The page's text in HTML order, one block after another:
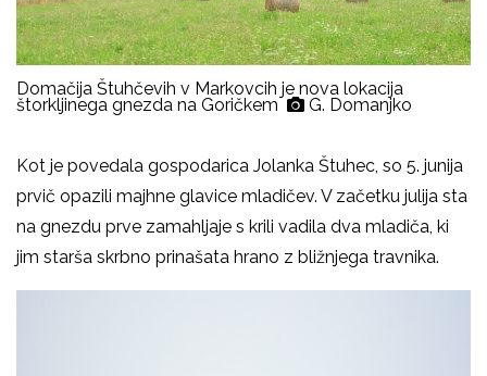
Domačija Štuhčevih v Markovcih je nova lokacija
štorkljinega gnezda na Goričkem G. Domanjko
Kot je povedala gospodarica Jolanka Štuhec, so 5. junija
prvič opazili majhne glavice mladičev. V začetku julija sta
na gnezdu prve zamahljaje s krili vadila dva mladiča, ki
jim starša skrbno prinašata hrano z bližnjega travnika.